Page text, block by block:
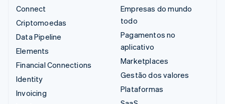
Connect
Criptomoedas
Data Pipeline
Elements
Financial Connections
Identity
Invoicing
Empresas do mundo
todo
Pagamentos no
aplicativo
Marketplaces
Gestão dos valores
Plataformas